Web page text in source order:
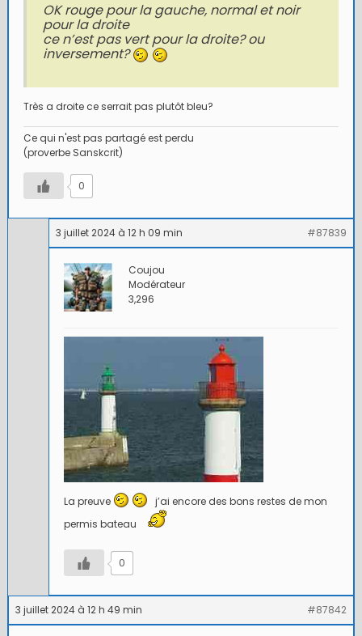
OK rouge pour la gauche, normal et noir
pour la droite
ce n’est pas vert pour la droite? ou
inversement?
Très a droite ce serrait pas plutôt bleu?
Ce qui n'est pas partagé est perdu
(proverbe Sanskcrit)
0
3 juillet 2024 à 12 h 09 min #87839
Coujou
Modérateur
3,296
La preuve
j’ai encore des bons restes de mon
permis bateau
0
3 juillet 2024 à 12 h 49 min #87842